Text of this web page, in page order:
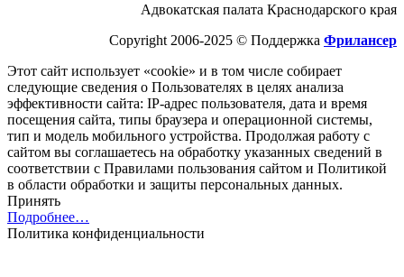
Адвокатская палата Краснодарского края
Copyright 2006-2025 © Поддержка Фрилансер
Этот cайт использует «cookie» и в том числе собирает
следующие сведения о Пользователях в целях анализа
эффективности cайта: IP-адрес пользователя, дата и время
посещения cайта, типы браузера и операционной системы,
тип и модель мобильного устройства. Продолжая работу с
cайтом вы соглашаетесь на обработку указанных сведений в
соответствии с Правилами пользования cайтом и Политикой
в области обработки и защиты персональных данных.
Принять
Подробнее…
Политика конфиденциальности